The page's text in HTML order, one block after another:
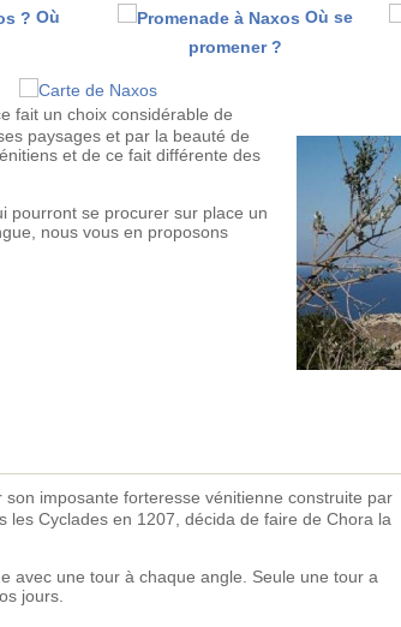
Où
Où se
promener ?
fait un choix considérable de
paysages et par la beauté de
et de ce fait différente des
pourront se procurer sur place un
nous vous en proposons
imposante forteresse vénitienne construite par
Cyclades en 1207, décida de faire de Chora la
avec une tour à chaque angle. Seule une tour a
jours.